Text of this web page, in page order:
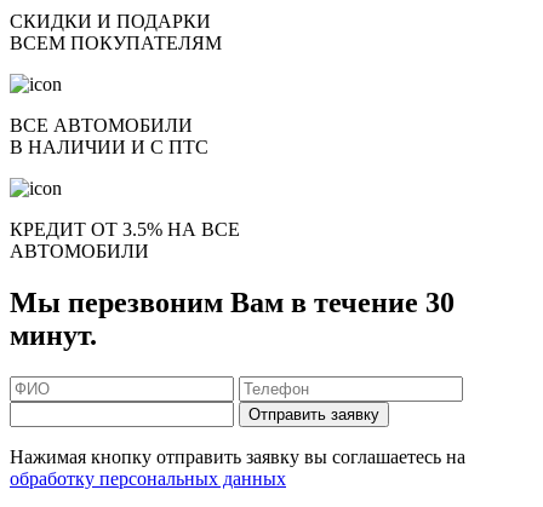
СКИДКИ И ПОДАРКИ
ВСЕМ ПОКУПАТЕЛЯМ
ВСЕ АВТОМОБИЛИ
В НАЛИЧИИ И С ПТС
КРЕДИТ ОТ 3.5% НА ВСЕ
АВТОМОБИЛИ
Мы перезвоним Вам в течение 30
минут.
Отправить заявку
Нажимая кнопку отправить заявку вы соглашаетесь на
обработку персональных данных